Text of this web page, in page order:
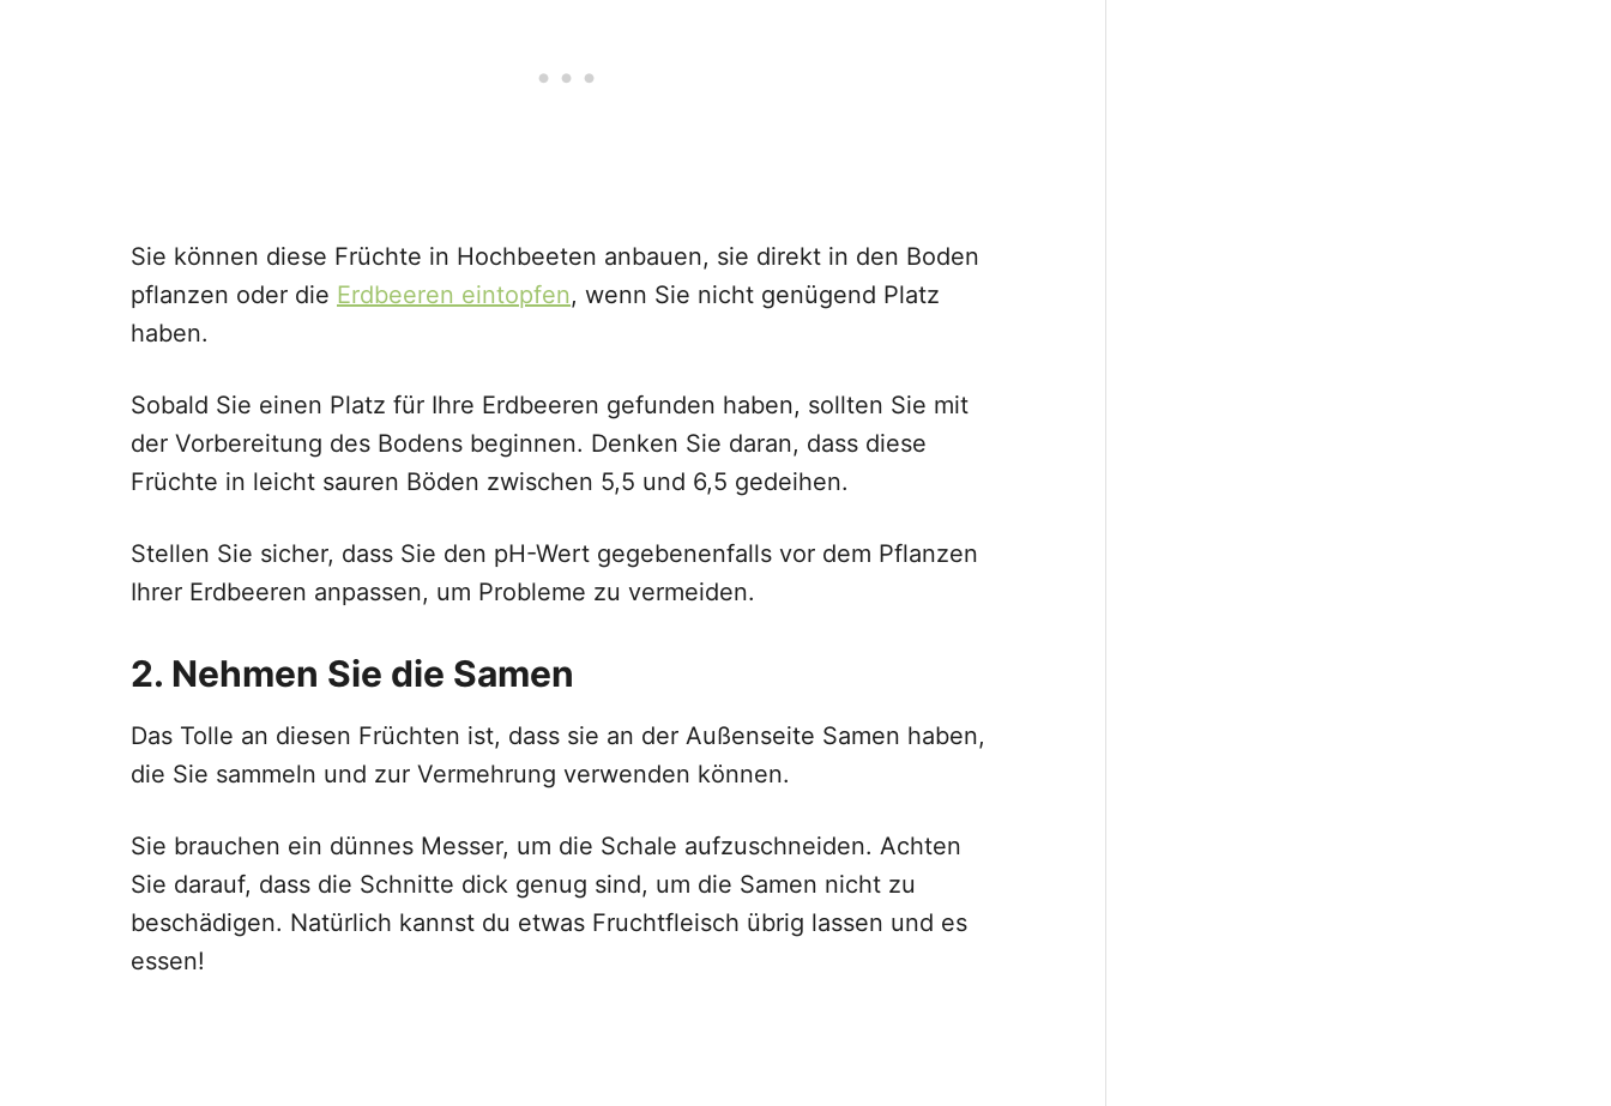
Sie können diese Früchte in Hochbeeten anbauen, sie direkt in den Boden
pflanzen oder die Erdbeeren eintopfen, wenn Sie nicht genügend Platz
haben.
Sobald Sie einen Platz für Ihre Erdbeeren gefunden haben, sollten Sie mit
der Vorbereitung des Bodens beginnen. Denken Sie daran, dass diese
Früchte in leicht sauren Böden zwischen 5,5 und 6,5 gedeihen.
Stellen Sie sicher, dass Sie den pH-Wert gegebenenfalls vor dem Pflanzen
Ihrer Erdbeeren anpassen, um Probleme zu vermeiden.
2. Nehmen Sie die Samen
Das Tolle an diesen Früchten ist, dass sie an der Außenseite Samen haben,
die Sie sammeln und zur Vermehrung verwenden können.
Sie brauchen ein dünnes Messer, um die Schale aufzuschneiden. Achten
Sie darauf, dass die Schnitte dick genug sind, um die Samen nicht zu
beschädigen. Natürlich kannst du etwas Fruchtfleisch übrig lassen und es
essen!